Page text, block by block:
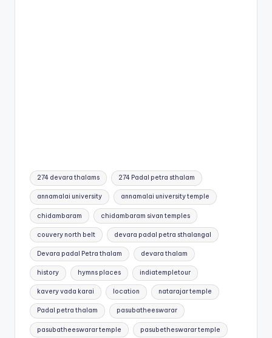
Tags:
274 devara thalams 274 Padal petra sthalam
annamalai university annamalai university temple
chidambaram chidambaram sivan temples
couvery north belt devara padal petra sthalangal
Devara padal Petra thalam devara thalam
history hymns places indiatempletour
kavery vada karai location natarajar temple
Padal petra thalam pasubatheeswarar
pasubatheeswarar temple pasubetheswarar temple